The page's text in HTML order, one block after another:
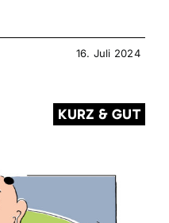
16. Juli 2024
KURZ & GUT